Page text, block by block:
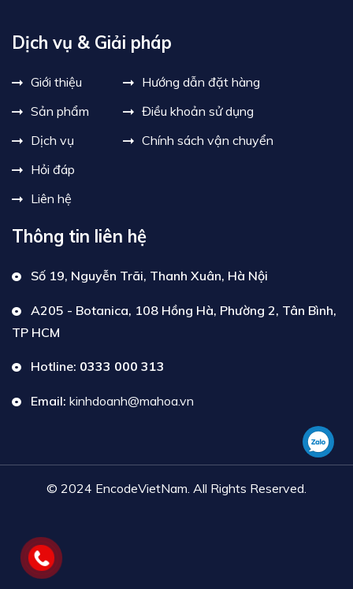
Dịch vụ & Giải pháp
Giới thiệu
Sản phẩm
Dịch vụ
Hỏi đáp
Liên hệ
Hướng dẫn đặt hàng
Điều khoản sử dụng
Chính sách vận chuyển
Thông tin liên hệ
Số 19, Nguyễn Trãi, Thanh Xuân, Hà Nội
A205 - Botanica, 108 Hồng Hà, Phường 2, Tân Bình,
TP HCM
Hotline: 0333 000 313
Email: kinhdoanh@mahoa.vn
© 2024 EncodeVietNam. All Rights Reserved.